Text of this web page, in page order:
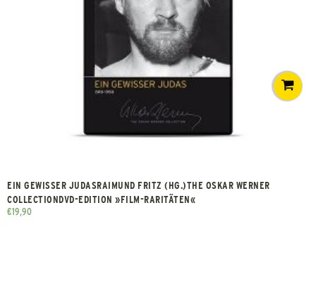
EIN GEWISSER JUDASRAIMUND FRITZ (HG.)THE OSKAR WERNER
COLLECTIONDVD-EDITION »FILM-RARITÄTEN«
€19,90